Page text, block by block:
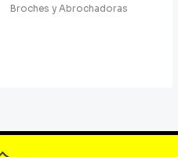
Broches y Abrochadoras